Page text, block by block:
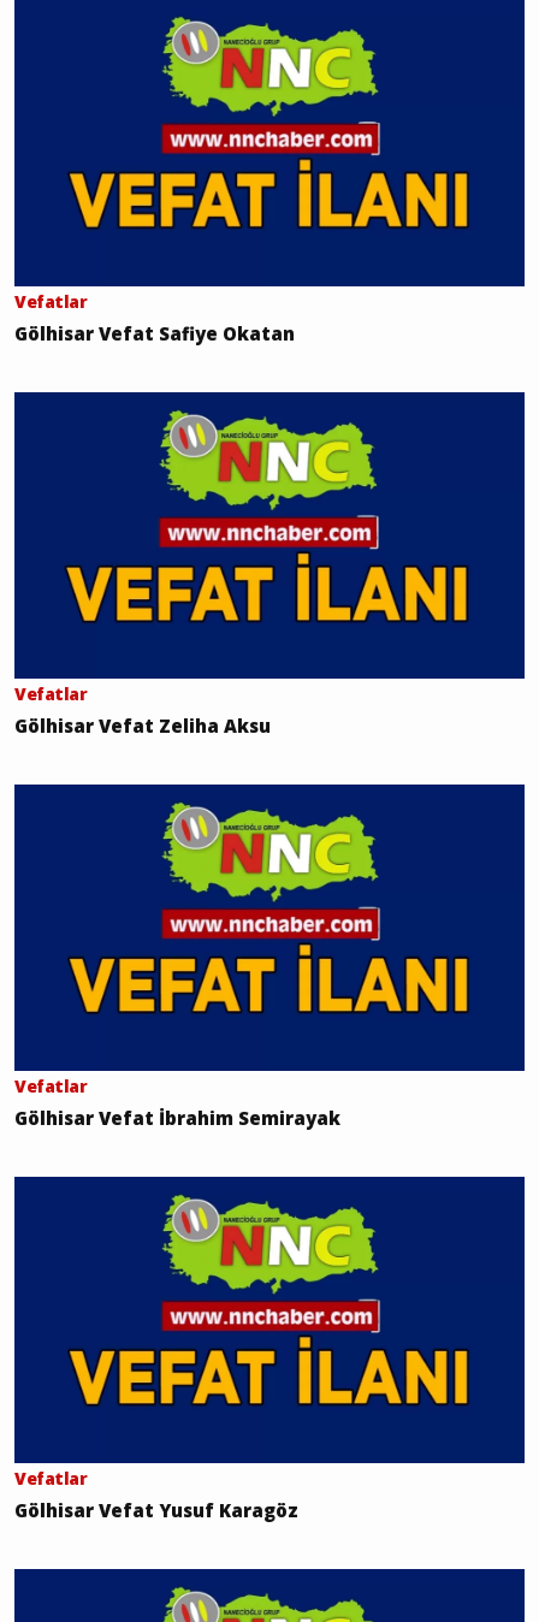
Vefatlar
Gölhisar Vefat Safiye Okatan
Vefatlar
Gölhisar Vefat Zeliha Aksu
Vefatlar
Gölhisar Vefat İbrahim Semirayak
Vefatlar
Gölhisar Vefat Yusuf Karagöz